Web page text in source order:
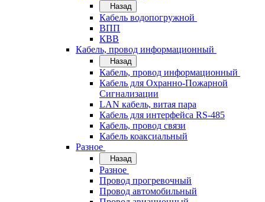
Назад
Кабель водопогружной
ВПП
КВВ
Кабель, провод информационный
Назад
Кабель, провод информационный
Кабель для Охранно-Пожарной
Сигнализации
LAN кабель, витая пара
Кабель для интерфейса RS-485
Кабель, провод связи
Кабель коаксиальный
Разное
Назад
Разное
Провод прогревочный
Провод автомобильный